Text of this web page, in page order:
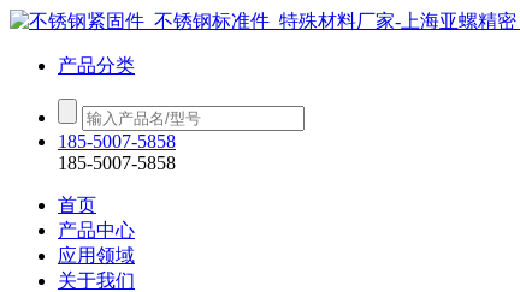
产品分类
185-5007-5858
185-5007-5858
首页
产品中心
应用领域
关于我们